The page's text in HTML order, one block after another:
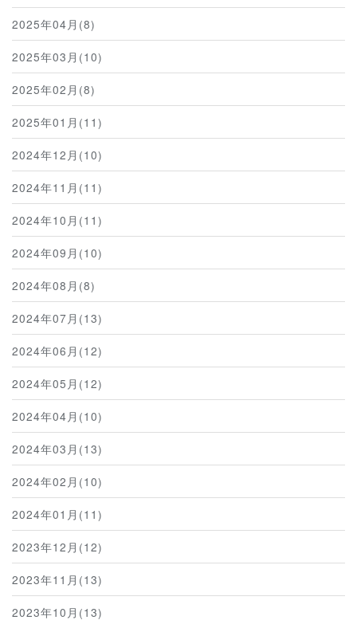
2025年04月(8)
2025年03月(10)
2025年02月(8)
2025年01月(11)
2024年12月(10)
2024年11月(11)
2024年10月(11)
2024年09月(10)
2024年08月(8)
2024年07月(13)
2024年06月(12)
2024年05月(12)
2024年04月(10)
2024年03月(13)
2024年02月(10)
2024年01月(11)
2023年12月(12)
2023年11月(13)
2023年10月(13)